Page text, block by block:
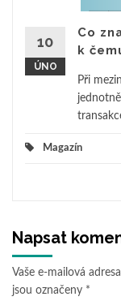
10
ÚNO
Co
k
Při
Magazín
Napsat
Vaše e-mailová
jsou označeny *